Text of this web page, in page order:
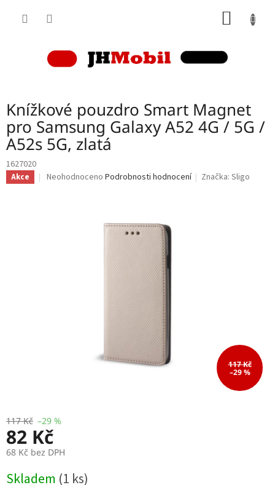
Knížkové pouzdro Smart Magnet
pro Samsung Galaxy A52 4G / 5G /
A52s 5G, zlatá
1627020
Akce
Průměrné
Neohodnoceno Podrobnosti hodnocení Značka:Sligo
117 Kč
–29 %
117 Kč –29 %
82 Kč
68 Kč bez DPH
cena:
Skladem (1 ks)